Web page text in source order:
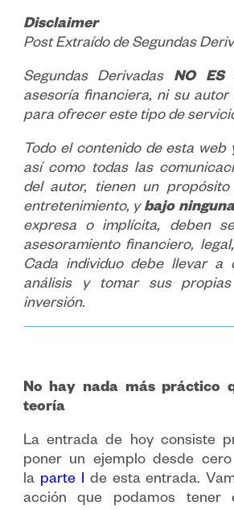
Disclaimer
Post Extraído de Segundas
Segundas Derivadas NO ES
asesoría financiera, ni su
para ofrecer este tipo de
Todo el contenido de esta web
así como todas las
del autor, tienen un
entretenimiento, y bajo
expresa o implícita, deben
asesoramiento financiero,
Cada individuo debe llevar a
análisis y tomar sus
inversión.
No hay nada más práctico
teoría
La entrada de hoy consiste
poner un ejemplo desde
la parte I de esta entrada.
acción que podamos tener